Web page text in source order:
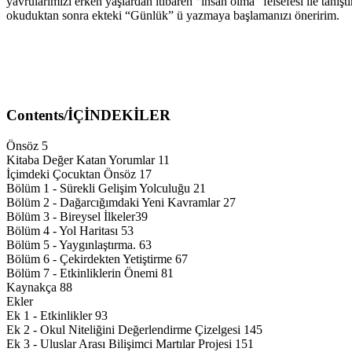
okuduktan sonra ekteki “Günlük” ü yazmaya başlamanızı öneririm.
Contents/İÇİNDEKİLER
Önsöz 5
Kitaba Değer Katan Yorumlar 11
İçimdeki Çocuktan Önsöz 17
Bölüm 1 - Sürekli Gelişim Yolculuğu 21
Bölüm 2 - Dağarcığımdaki Yeni Kavramlar 27
Bölüm 3 - Bireysel İlkeler39
Bölüm 4 - Yol Haritası 53
Bölüm 5 - Yaygınlaştırma. 63
Bölüm 6 - Çekirdekten Yetiştirme 67
Bölüm 7 - Etkinliklerin Önemi 81
Kaynakça 88
Ekler
Ek 1 - Etkinlikler 93
Ek 2 - Okul Niteliğini Değerlendirme Çizelgesi 145
Ek 3 - Uluslar Arası Bilişimci Martılar Projesi 151